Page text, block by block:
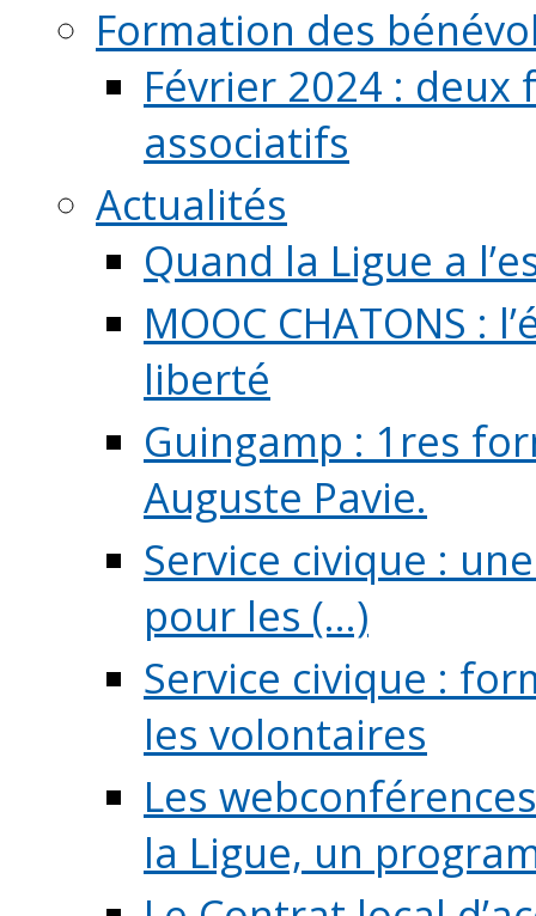
Formation des
Février 2024 :
associatifs
Actualités
Quand la Ligue a
MOOC CHATONS
liberté
Guingamp : 1res
Auguste Pavie.
Service civique :
pour les (...)
Service civique :
les volontaires
Les
la Ligue, un